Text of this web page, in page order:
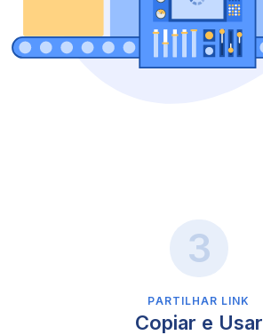
PARTILHAR LINK
Copiar e Usar